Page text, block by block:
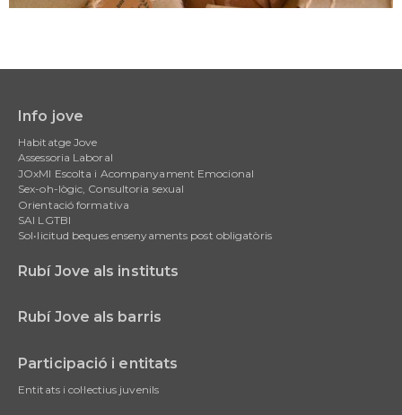
navigation
Info jove
Habitatge Jove
Assessoria Laboral
JOxMI Escolta i Acompanyament Emocional
Sex-oh-lògic, Consultoria sexual
Orientació formativa
SAI LGTBI
Sol•licitud beques ensenyaments post obligatòris
Rubí Jove als instituts
Rubí Jove als barris
Participació i entitats
Entitats i col·lectius juvenils